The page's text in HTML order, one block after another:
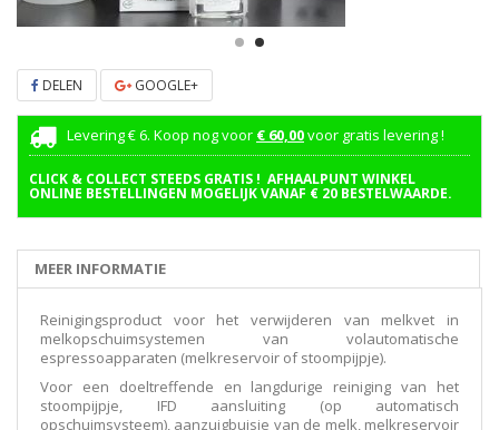
DELEN GOOGLE+
Levering € 6. Koop nog voor € 60,00voor gratis levering !
CLICK & COLLECT STEEDS GRATIS ! AFHAALPUNT WINKEL
ONLINE BESTELLINGEN MOGELIJK VANAF € 20 BESTELWAARDE.
MEER INFORMATIE
Reinigingsproduct voor het verwijderen van melkvet in
melkopschuimsystemen van volautomatische
espressoapparaten (melkreservoir of stoompijpje).
Voor een doeltreffende en langdurige reiniging van het
stoompijpje, IFD aansluiting (op automatisch
opschuimsysteem), aanzuigbuisje van de melk, melkreservoir